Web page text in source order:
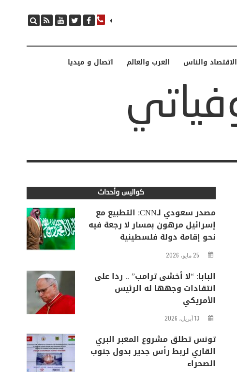
الاقتصاد والناس العرب والعالم اتصال و ميديا
كواليس وأحداث
مصدر سعودي لـCNN: التطبيع مع
إسرائيل مرهون بمسار لا رجعة فيه
نحو إقامة دولة فلسطينية
25 مايو، 2026
البابا: “لا أخشى ترامب” .. ردا على
انتقادات وجهها له الرئيس
الأمريكي
13 أبريل، 2026
تونس تطلق مشروع المعبر البري
القاري لربط رأس جدير بدول جنوب
الصحراء